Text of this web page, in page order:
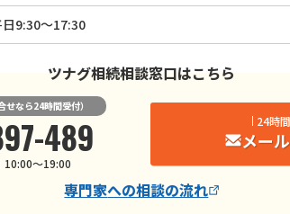
9:30～17:30
ツナグ相続相談窓口はこちら
せなら24時間受付）
489
10:00～19:00
24時
メー
専門家への相談の流れ